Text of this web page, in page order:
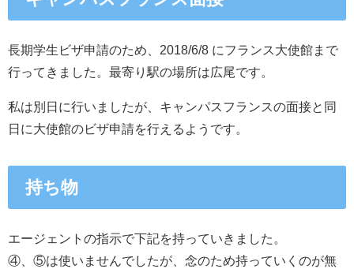
長期学生ビザ申請のため、2018/6/8 にフランス大使館まで
行ってきました。最寄り駅の場所は広尾です。
私は別日に行いましたが、キャンパスフランスの面接と同
日に大使館のビザ申請を行えるようです。
持ち物
エージェントの指示で下記を持っていきました。
④、⑤は使いませんでしたが、念のため持っていくのが無